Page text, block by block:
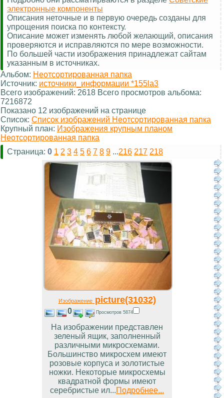
электронные компоненты
Описания неточные и в первую очередь созданы для
упрощения поиска по контексту.
Описание может изменять любой желающий, описания
проверяются и исправляются по мере возможности.
По большей части изображения принадлежат сайтам
указанным в источниках.
Альбом: Неотсортированная папка
Источник: источники_информации *155la3
Всего изображений: 2618 Всего просмотров альбома:
7216872
Показано 12 изображений на странице
Список: Список изображений Неотсортированная папка
Крупный план: Изображения крупным планом
Неотсортированная папка
Страница: 0 1 2 3 4 5 6 7 8 9 ...216 217 218
Изображениеpicture(31032)
0 Просмотров 5874
На изображении представлен
зеленый ящик, заполненный
различными микросхемами.
Большинство микросхем имеют
розовые корпуса и золотистые
ножки. Некоторые микросхемы
квадратной формы имеют
серебристые ил...Подробнее...